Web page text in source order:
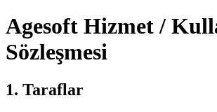
Agesoft Hizmet /
Sözleşmesi
1. Taraflar